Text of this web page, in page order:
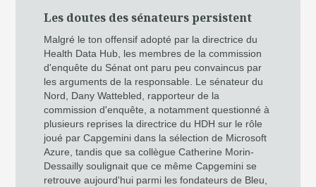
Les doutes des sénateurs persistent
Malgré le ton offensif adopté par la directrice du
Health Data Hub, les membres de la commission
d'enquête du Sénat ont paru peu convaincus par
les arguments de la responsable. Le sénateur du
Nord, Dany Wattebled, rapporteur de la
commission d'enquête, a notamment questionné à
plusieurs reprises la directrice du HDH sur le rôle
joué par Capgemini dans la sélection de Microsoft
Azure, tandis que sa collègue Catherine Morin-
Dessailly soulignait que ce même Capgemini se
retrouve aujourd'hui parmi les fondateurs de Bleu,